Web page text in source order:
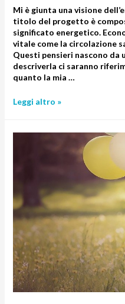
Mi è giunta una visione
titolo del progetto è
significato energetico.
vitale come la circolazione
Questi pensieri nascono da
descriverla ci saranno
quanto la mia …
Leggi altro »